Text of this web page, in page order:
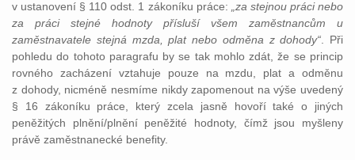
v ustanovení § 110 odst. 1 zákoníku práce:
„za stejnou práci nebo
za práci stejné hodnoty přísluší všem zaměstnancům u
zaměstnavatele stejná mzda, plat nebo odměna z dohody“ . Při
pohledu do tohoto paragrafu by se tak mohlo zdát, že se princip
rovného zacházení vztahuje pouze na mzdu, plat a odměnu
z dohody, nicméně nesmíme nikdy zapomenout na výše uvedený
§ 16 zákoníku práce, který zcela jasně hovoří také o jiných
peněžitých plnění/plnění peněžité hodnoty, čímž jsou myšleny
právě zaměstnanecké benefity.